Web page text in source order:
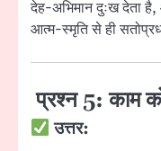
देह-अभिमान दुःख देता है,
आत्म-स्मृति से ही
प्रश्न 5: काम
उत्तर: